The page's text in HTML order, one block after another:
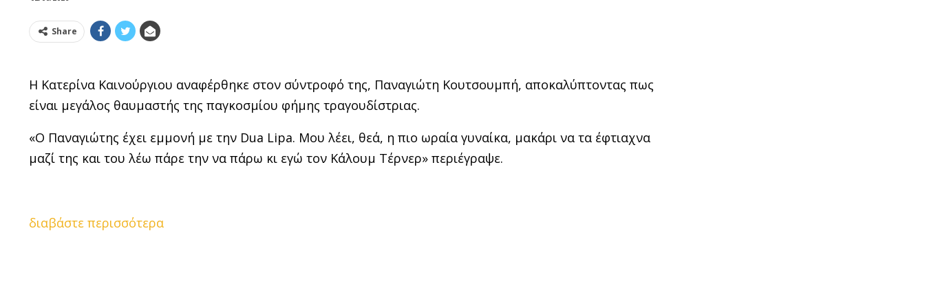
Share
Η Κατερίνα Καινούργιου αναφέρθηκε στον σύντροφό της, Παναγιώτη Κουτσουμπή, αποκαλύπτοντας πως
είναι μεγάλος θαυμαστής της παγκοσμίου φήμης τραγουδίστριας.
«Ο Παναγιώτης έχει εμμονή με την Dua Lipa. Μου λέει, θεά, η πιο ωραία γυναίκα, μακάρι να τα έφτιαχνα
μαζί της και του λέω πάρε την να πάρω κι εγώ τον Κάλουμ Τέρνερ» περιέγραψε.
διαβάστε περισσότερα